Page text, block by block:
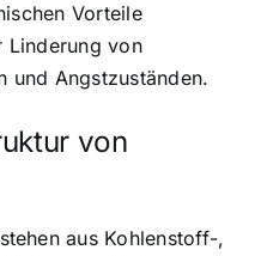
Vorteile
Linderung von
und Angstzuständen.
von
aus Kohlenstoff-,